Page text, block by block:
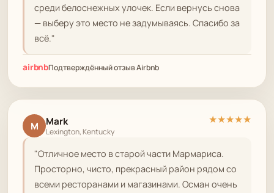
среди белоснежных улочек. Если вернусь снова
— выберу это место не задумываясь. Спасибо за
всё."
airbnbПодтверждённый отзыв Airbnb
M Mark
Lexington, Kentucky
★★★★★
"Отличное место в старой части Мармариса.
Просторно, чисто, прекрасный район рядом со
всеми ресторанами и магазинами. Осман очень